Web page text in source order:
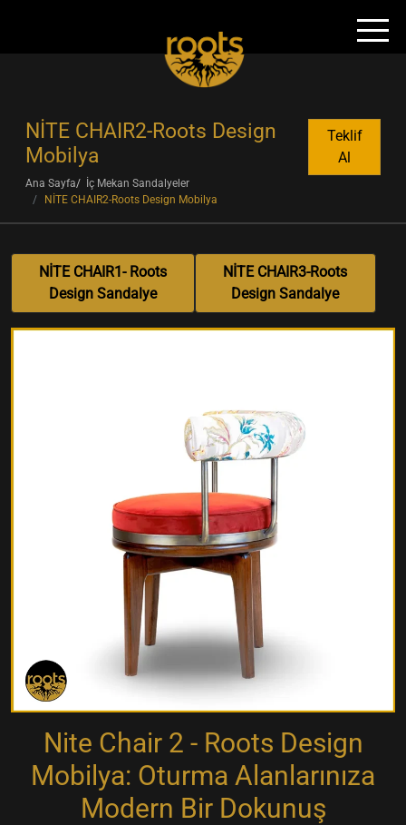
NİTE CHAIR2-Roots Design
Mobilya
Teklif
Al
Ana Sayfa
İç Mekan Sandalyeler
NİTE CHAIR2-Roots Design Mobilya
NİTE CHAIR1- Roots
Design Sandalye
NİTE CHAIR3-Roots
Design Sandalye
Nite Chair 2 - Roots Design
Mobilya: Oturma Alanlarınıza
Modern Bir Dokunuş